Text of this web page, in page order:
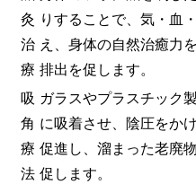
灸
治
療
りすることで、気・血
え、身体の自然治癒力
排出を促します。
吸
角
療
法
ガラスやプラスチック
に吸着させ、陰圧をか
促進し、溜まった老廃
促します。